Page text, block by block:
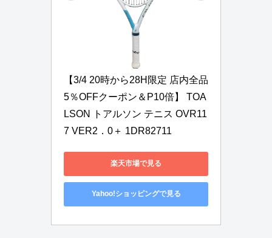
【3/4 20時から28H限定 店内全品
5％OFFクーポン＆P10倍】 TOA
LSON トアルソン テニス OVR11
7 VER2．0＋ 1DR82711
楽天市場で見る
Yahoo!ショッピングで見る